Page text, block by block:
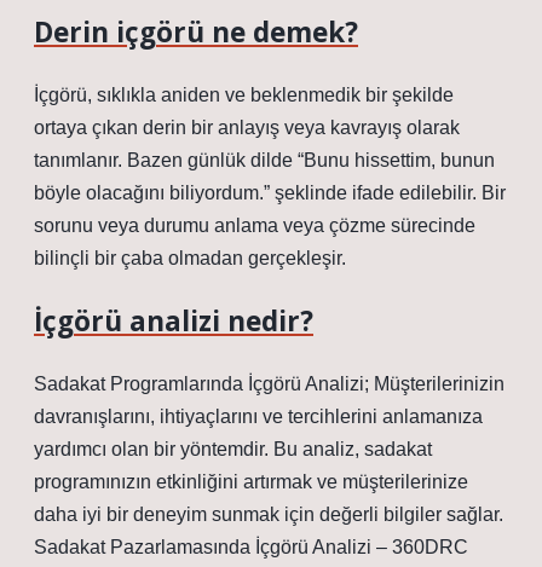
Derin içgörü ne demek?
İçgörü, sıklıkla aniden ve beklenmedik bir şekilde
ortaya çıkan derin bir anlayış veya kavrayış olarak
tanımlanır. Bazen günlük dilde “Bunu hissettim, bunun
böyle olacağını biliyordum.” şeklinde ifade edilebilir. Bir
sorunu veya durumu anlama veya çözme sürecinde
bilinçli bir çaba olmadan gerçekleşir.
İçgörü analizi nedir?
Sadakat Programlarında İçgörü Analizi; Müşterilerinizin
davranışlarını, ihtiyaçlarını ve tercihlerini anlamanıza
yardımcı olan bir yöntemdir. Bu analiz, sadakat
programınızın etkinliğini artırmak ve müşterilerinize
daha iyi bir deneyim sunmak için değerli bilgiler sağlar.
Sadakat Pazarlamasında İçgörü Analizi – 360DRC